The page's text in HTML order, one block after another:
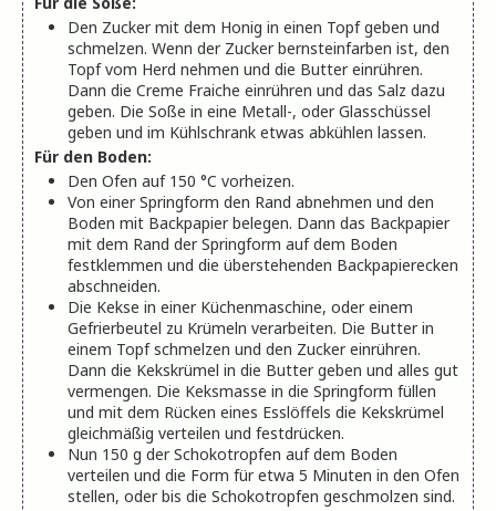
Den Zucker mit dem Honig in einen Topf geben und
schmelzen. Wenn der Zucker bernsteinfarben ist, den
Topf vom Herd nehmen und die Butter einrühren.
Dann die Creme Fraiche einrühren und das Salz dazu
geben. Die Soße in eine Metall-, oder Glasschüssel
geben und im Kühlschrank etwas abkühlen lassen.
Für den Boden:
Den Ofen auf 150 °C vorheizen.
Von einer Springform den Rand abnehmen und den
Boden mit Backpapier belegen. Dann das Backpapier
mit dem Rand der Springform auf dem Boden
festklemmen und die überstehenden Backpapierecken
abschneiden.
Die Kekse in einer Küchenmaschine, oder einem
Gefrierbeutel zu Krümeln verarbeiten. Die Butter in
einem Topf schmelzen und den Zucker einrühren.
Dann die Kekskrümel in die Butter geben und alles gut
vermengen. Die Keksmasse in die Springform füllen
und mit dem Rücken eines Esslöffels die Kekskrümel
gleichmäßig verteilen und festdrücken.
Nun 150 g der Schokotropfen auf dem Boden
verteilen und die Form für etwa 5 Minuten in den Ofen
stellen, oder bis die Schokotropfen geschmolzen sind.